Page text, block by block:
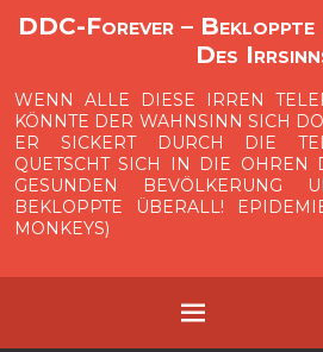
DDC-Forever – Bekloppte
Des
WENN ALLE DIESE IRREN
KÖNNTE DER WAHNSINN SICH
ER SICKERT DURCH DIE
QUETSCHT SICH IN DIE OHREN
GESUNDEN BEVÖLKERUNG
BEKLOPPTE ÜBERALL!
MONKEYS)
MENÜ